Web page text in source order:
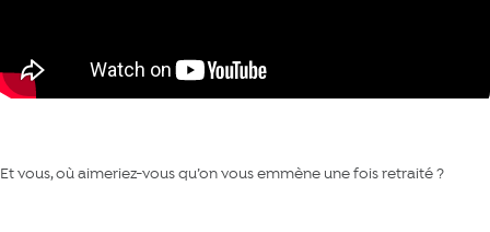
Et vous, où aimeriez-vous qu’on vous emmène une fois retraité ?